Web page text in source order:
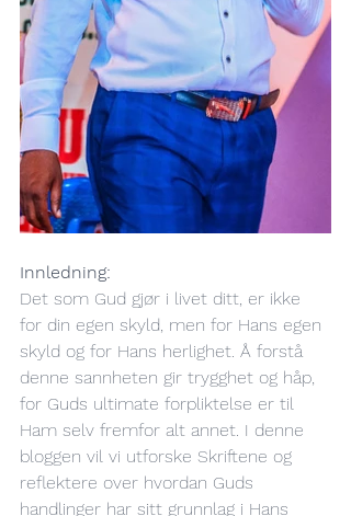
Innledning:
Det som Gud gjør i livet ditt, er ikke
for din egen skyld, men for Hans egen
skyld og for Hans herlighet. Å forstå
denne sannheten gir trygghet og håp,
for Guds ultimate forpliktelse er til
Ham selv fremfor alt annet. I denne
bloggen vil vi utforske Skriftene og
reflektere over hvordan Guds
handlinger har sitt grunnlag i Hans